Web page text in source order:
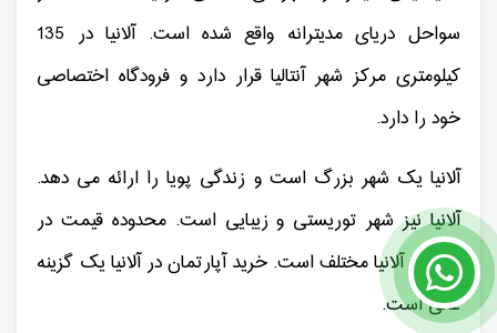
سواحل دریای مدیترانه واقع شده است. آلانیا در 135
کیلومتری مرکز شهر آنتالیا قرار دارد و فرودگاه اختصاصی
خود را دارد.
آلانیا یک شهر بزرگ است و زندگی پویا را ارائه می دهد.
آلانیا نیز شهر توریستی و زیبایی است. محدوده قیمت در
محلات آلانیا مختلف است. خرید آپارتمان در آلانیا یک گزینه
عالی است.